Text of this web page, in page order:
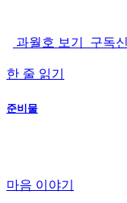
과월호 보기 구독
한 줄 읽기
준비물
마음 이야기